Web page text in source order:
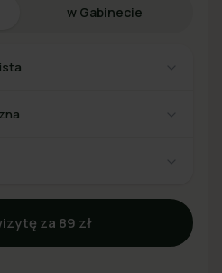
w Gabinecie
za 89 zł